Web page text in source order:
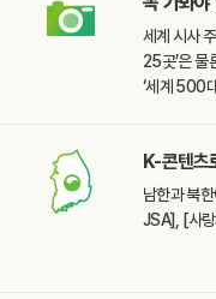
세계 시사
25곳’은 물
‘세계 500
K-콘텐츠
남한과 북
JSA], [사